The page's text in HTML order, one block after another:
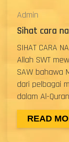
Admin
Sihat cara
SIHAT CARA
Allah SWT
SAW bahawa
dari pelbagai
dalam Al-
READ